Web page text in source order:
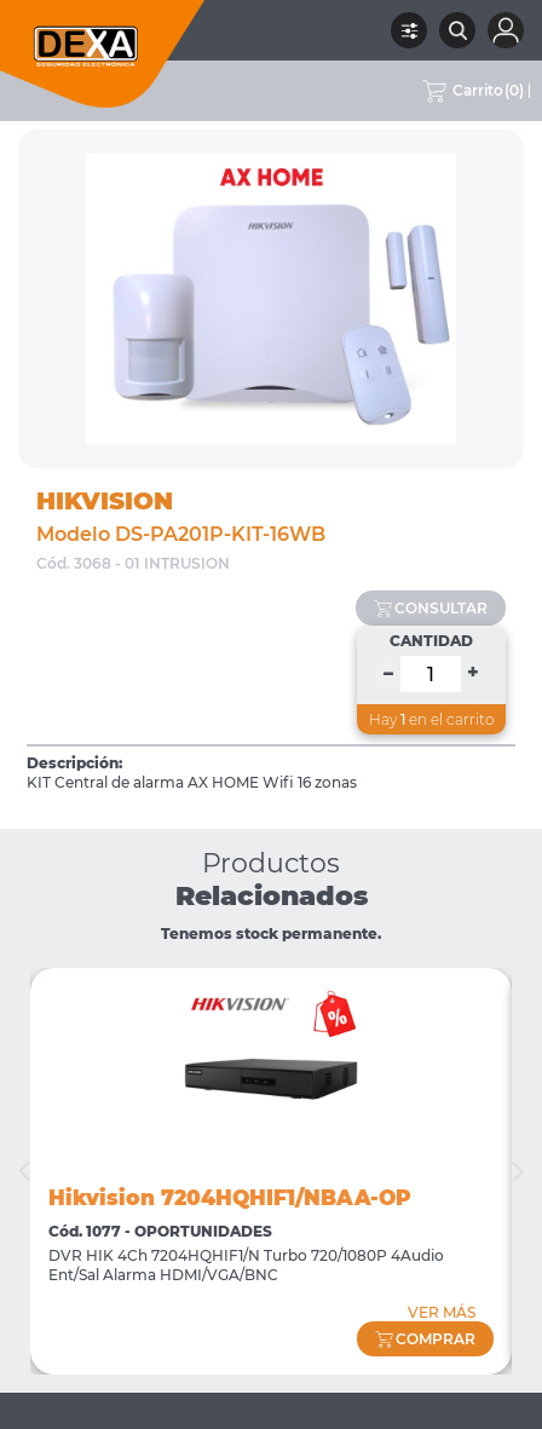
Carrito (0)
RUBRO 01 INTRUSION MARCA HIKVISION
HIKVISION
Modelo DS-PA201P-KIT-16WB
Cód. 3068 - 01 INTRUSION
CONSULTAR
CANTIDAD
– +
Hay 1en el carrito
Descripción:
KIT Central de alarma AX HOME Wifi 16 zonas
Productos
Relacionados
Tenemos stock permanente.
Hikvision 7204HQHIF1/NBAA-OP
Cód. 1077 - OPORTUNIDADES
DVR HIK 4Ch 7204HQHIF1/N Turbo 720/1080P 4Audio
Ent/Sal Alarma HDMI/VGA/BNC
VER MÁS
COMPRAR